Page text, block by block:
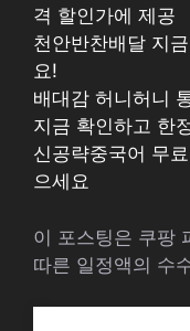
격 할인가에 제공
천안반찬배달 지
요!
배대감 허니허니
지금 확인하고 한
신공략중국어 무
으세요
이 포스팅은 쿠팡
따른 일정액의 수